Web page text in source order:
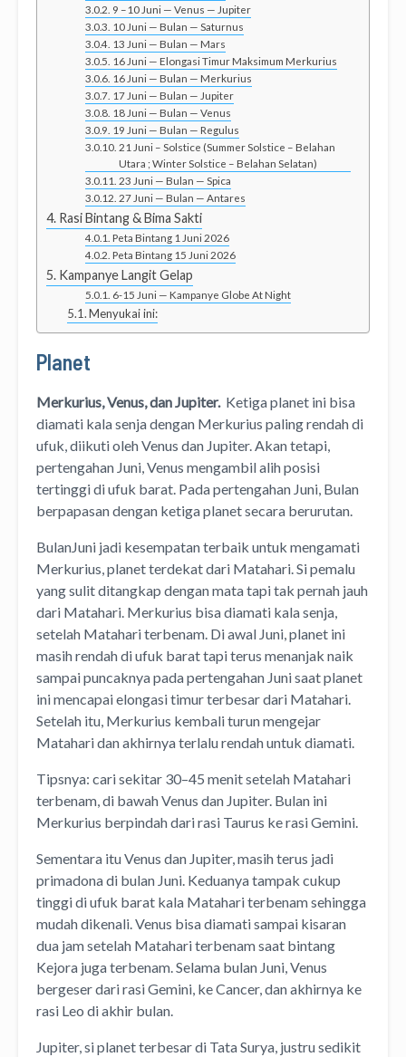
9 –10 Juni — Venus — Jupiter
10 Juni — Bulan — Saturnus
13 Juni — Bulan — Mars
16 Juni — Elongasi Timur Maksimum Merkurius
16 Juni — Bulan — Merkurius
17 Juni — Bulan — Jupiter
18 Juni — Bulan — Venus
19 Juni — Bulan — Regulus
21 Juni – Solstice (Summer Solstice – Belahan
Utara ; Winter Solstice – Belahan Selatan)
23 Juni — Bulan — Spica
27 Juni — Bulan — Antares
Rasi Bintang & Bima Sakti
Peta Bintang 1 Juni 2026
Peta Bintang 15 Juni 2026
Kampanye Langit Gelap
6-15 Juni — Kampanye Globe At Night
Menyukai ini:
Planet
Merkurius, Venus, dan Jupiter. Ketiga planet ini bisa
diamati kala senja dengan Merkurius paling rendah di
ufuk, diikuti oleh Venus dan Jupiter. Akan tetapi,
pertengahan Juni, Venus mengambil alih posisi
tertinggi di ufuk barat. Pada pertengahan Juni, Bulan
berpapasan dengan ketiga planet secara berurutan.
BulanJuni jadi kesempatan terbaik untuk mengamati
Merkurius, planet terdekat dari Matahari. Si pemalu
yang sulit ditangkap dengan mata tapi tak pernah jauh
dari Matahari. Merkurius bisa diamati kala senja,
setelah Matahari terbenam. Di awal Juni, planet ini
masih rendah di ufuk barat tapi terus menanjak naik
sampai puncaknya pada pertengahan Juni saat planet
ini mencapai elongasi timur terbesar dari Matahari.
Setelah itu, Merkurius kembali turun mengejar
Matahari dan akhirnya terlalu rendah untuk diamati.
Tipsnya: cari sekitar 30–45 menit setelah Matahari
terbenam, di bawah Venus dan Jupiter. Bulan ini
Merkurius berpindah dari rasi Taurus ke rasi Gemini.
Sementara itu Venus dan Jupiter, masih terus jadi
primadona di bulan Juni. Keduanya tampak cukup
tinggi di ufuk barat kala Matahari terbenam sehingga
mudah dikenali. Venus bisa diamati sampai kisaran
dua jam setelah Matahari terbenam saat bintang
Kejora juga terbenam. Selama bulan Juni, Venus
bergeser dari rasi Gemini, ke Cancer, dan akhirnya ke
rasi Leo di akhir bulan.
Jupiter, si planet terbesar di Tata Surya, justru sedikit